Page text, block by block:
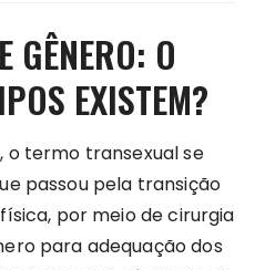
GÊNERO: O
EXISTEM?
termo transexual se
passou pela transição
por meio de cirurgia
para adequação dos